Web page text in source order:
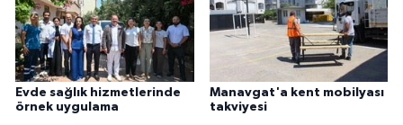
Evde sağlık hizmetlerinde
örnek uygulama
Manavgat'a kent mobilyası
takviyesi